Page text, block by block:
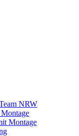
NRW
Montage